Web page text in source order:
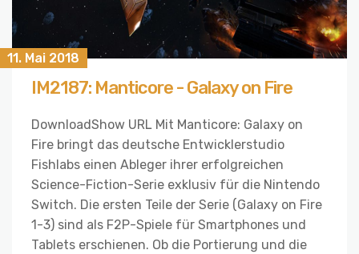
11. Mai 2018
IM2187: Manticore - Galaxy on Fire
DownloadShow URL Mit Manticore: Galaxy on
Fire bringt das deutsche Entwicklerstudio
Fishlabs einen Ableger ihrer erfolgreichen
Science-Fiction-Serie exklusiv für die Nintendo
Switch. Die ersten Teile der Serie (Galaxy on Fire
1-3) sind als F2P-Spiele für Smartphones und
Tablets erschienen. Ob die Portierung und die